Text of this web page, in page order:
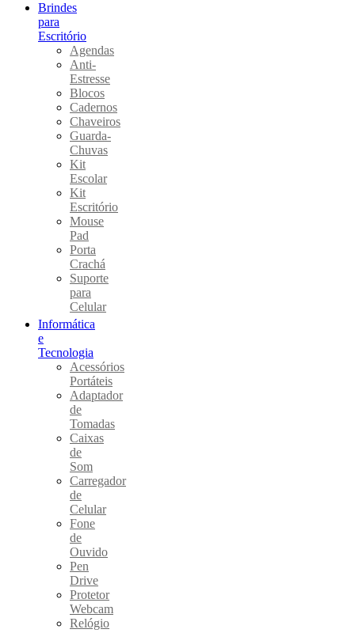
Brindes
para
Escritório
Agendas
Anti-
Estresse
Blocos
Cadernos
Chaveiros
Guarda-
Chuvas
Kit
Escolar
Kit
Escritório
Mouse
Pad
Porta
Crachá
Suporte
para
Celular
Informática
e
Tecnologia
Acessórios
Portáteis
Adaptador
de
Tomadas
Caixas
de
Som
Carregador
de
Celular
Fone
de
Ouvido
Pen
Drive
Protetor
Webcam
Relógio